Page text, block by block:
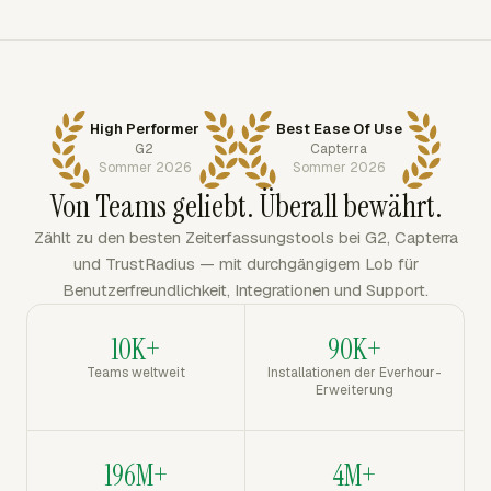
High Performer
G2
Sommer 2026
Best Ease Of Use
Capterra
Sommer 2026
Von Teams geliebt. Überall bewährt.
Zählt zu den besten Zeiterfassungstools bei G2, Capterra
und TrustRadius — mit durchgängigem Lob für
Benutzerfreundlichkeit, Integrationen und Support.
10K+
Teams weltweit
90K+
Installationen der Everhour-
Erweiterung
196M+ 4M+